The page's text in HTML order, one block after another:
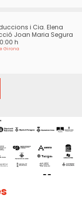
i Cia. Elena
Joan Maria Segura
h
Girona